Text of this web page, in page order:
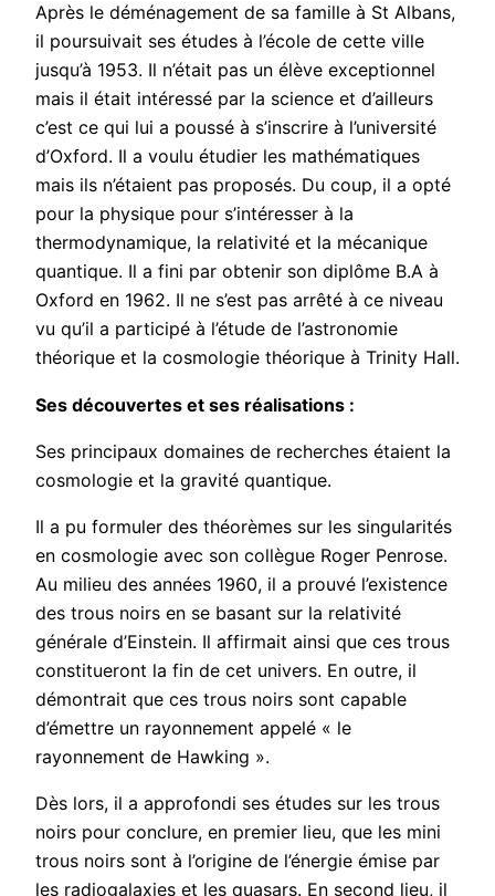
Après le déménagement de sa famille à St Albans,
il poursuivait ses études à l’école de cette ville
jusqu’à 1953. Il n’était pas un élève exceptionnel
mais il était intéressé par la science et d’ailleurs
c’est ce qui lui a poussé à s’inscrire à l’université
d’Oxford. Il a voulu étudier les mathématiques
mais ils n’étaient pas proposés. Du coup, il a opté
pour la physique pour s’intéresser à la
thermodynamique, la relativité et la mécanique
quantique. Il a fini par obtenir son diplôme B.A à
Oxford en 1962. Il ne s’est pas arrêté à ce niveau
vu qu’il a participé à l’étude de l’astronomie
théorique et la cosmologie théorique à Trinity Hall.
Ses découvertes et ses réalisations :
Ses principaux domaines de recherches étaient la
cosmologie et la gravité quantique.
Il a pu formuler des théorèmes sur les singularités
en cosmologie avec son collègue Roger Penrose.
Au milieu des années 1960, il a prouvé l’existence
des trous noirs en se basant sur la relativité
générale d’Einstein. Il affirmait ainsi que ces trous
constitueront la fin de cet univers. En outre, il
démontrait que ces trous noirs sont capable
d’émettre un rayonnement appelé « le
rayonnement de Hawking ».
Dès lors, il a approfondi ses études sur les trous
noirs pour conclure, en premier lieu, que les mini
trous noirs sont à l’origine de l’énergie émise par
les radiogalaxies et les quasars. En second lieu, il